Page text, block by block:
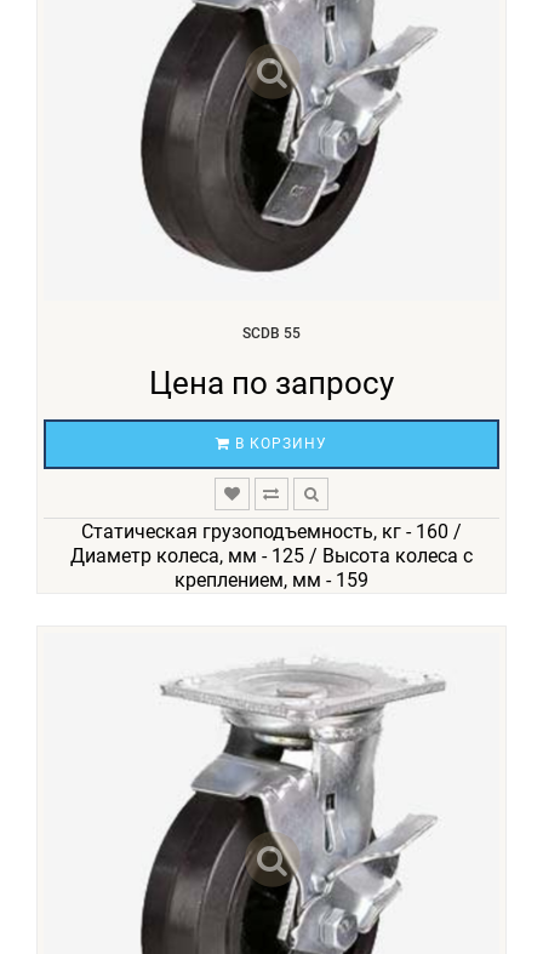
SCDB 55
Цена по запросу
В КОРЗИНУ
Статическая грузоподъемность, кг - 160 /
Диаметр колеса, мм - 125 / Высота колеса с
креплением, мм - 159